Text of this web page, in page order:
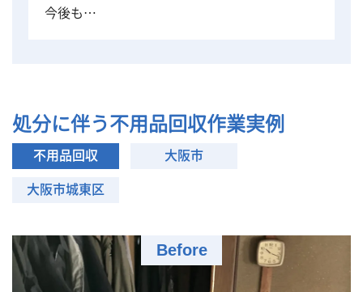
今後も…
処分に伴う不用品回収作業実例
不用品回収 大阪市
大阪市城東区